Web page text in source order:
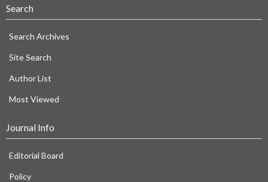
Search
Search Archives
Site Search
Author List
Most Viewed
Journal Info
Editorial Board
Policy